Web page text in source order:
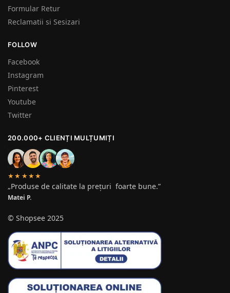
Formular Retur
Reclamatii si Sesizari
FOLLOW
Facebook
Instagram
Pinterest
Youtube
Twitter
200.000+ CLIENȚI MULȚUMIȚI
★★★★★
„Produse de calitate la prețuri foarte bune.”
Matei P.
© Shopsee 2025